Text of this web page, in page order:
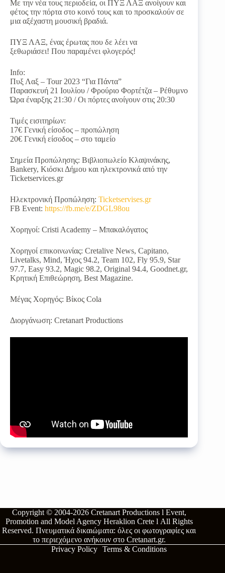
Με την νέα τους περιοδεία, οι ΠΥΞ ΛΑΞ ανοίγουν και
φέτος την πόρτα στο κοινό τους και το προσκαλούν σε
μια αξέχαστη μουσική βραδιά.
ΠΥΞ ΛΑΞ, ένας έρωτας που δε λέει να
ξεθωριάσει! Που παραμένει φλογερός!
Info:
Πυξ Λαξ – Tour 2023 “Για Πάντα”
Παρασκευή 21 Ιουλίου / Φρούριο Φορτέτζα – Ρέθυμνο
Ώρα έναρξης 21:30 / Οι πόρτες ανοίγουν στις 20:30
Τιμές εισιτηρίων:
17€ Γενική είσοδος – προπώληση
20€ Γενική είσοδος – στο ταμείο
Σημεία Προπώλησης: Βιβλιοπωλείο Κλαψινάκης,
Bankery, Κιόσκι Δήμου και ηλεκτρονικά από την
Ticketservices.gr
Ηλεκτρονική Προπώληση: Ticketservises.gr
FB Event: https://fb.me/e/ZDGL98ou
Χορηγοί: Cristi Academy – Μπακαλόγατος
Χορηγοί επικοινωνίας: Cretalive News, Capitano,
Livetalks, Mind, Ήχος 94.2, Team 102, Fly 95.9, Star
97.7, Easy 93.2, Magic 98.2, Original 94.4, Goodnet.gr,
Κρητική Επιθεώρηση, Best Magazine.
Μέγας Χορηγός: Βίκος Cola
Διοργάνωση: Cretanart Productions
Copyright © 2004-2026 Cretanart Productions l Event,
Promotion and Model Agency Heraklion Crete l All Rights
Reserved.Πνευματικά δικαιώματα: όλες οι φωτογραφίες και
το περιεχόμενο ανήκουν στο Cretanart.gr.
Privacy Policy Terms & Conditions